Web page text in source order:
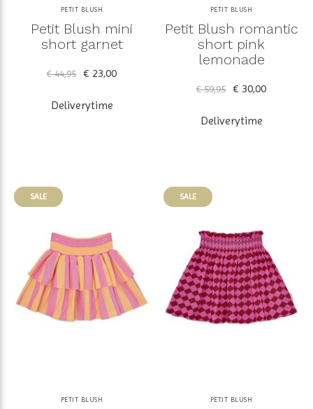
PETIT BLUSH
Petit Blush mini
short garnet
€ 44,95 € 23,00
Deliverytime
PETIT BLUSH
Petit Blush romantic
short pink
lemonade
€ 59,95 € 30,00
Deliverytime
SALE
PETIT BLUSH
SALE
PETIT BLUSH